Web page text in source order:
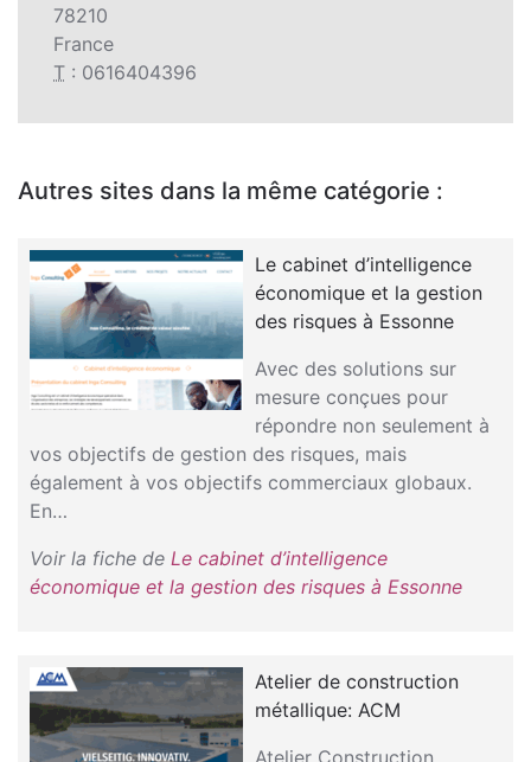
78210
France
T : 0616404396
Autres sites dans la même catégorie :
Le cabinet d’intelligence
économique et la gestion
des risques à Essonne
Avec des solutions sur
mesure conçues pour
répondre non seulement à
vos objectifs de gestion des risques, mais
également à vos objectifs commerciaux globaux.
En…
Voir la fiche de Le cabinet d’intelligence
économique et la gestion des risques à Essonne
Atelier de construction
métallique: ACM
Atelier Construction